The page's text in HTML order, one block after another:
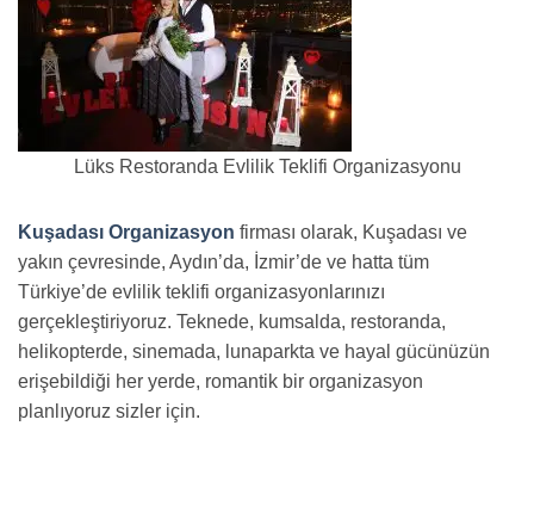
Lüks Restoranda Evlilik Teklifi Organizasyonu
Kuşadası Organizasyon firması olarak, Kuşadası ve
yakın çevresinde, Aydın’da, İzmir’de ve hatta tüm
Türkiye’de evlilik teklifi organizasyonlarınızı
gerçekleştiriyoruz. Teknede, kumsalda, restoranda,
helikopterde, sinemada, lunaparkta ve hayal gücünüzün
erişebildiği her yerde, romantik bir organizasyon
planlıyoruz sizler için.